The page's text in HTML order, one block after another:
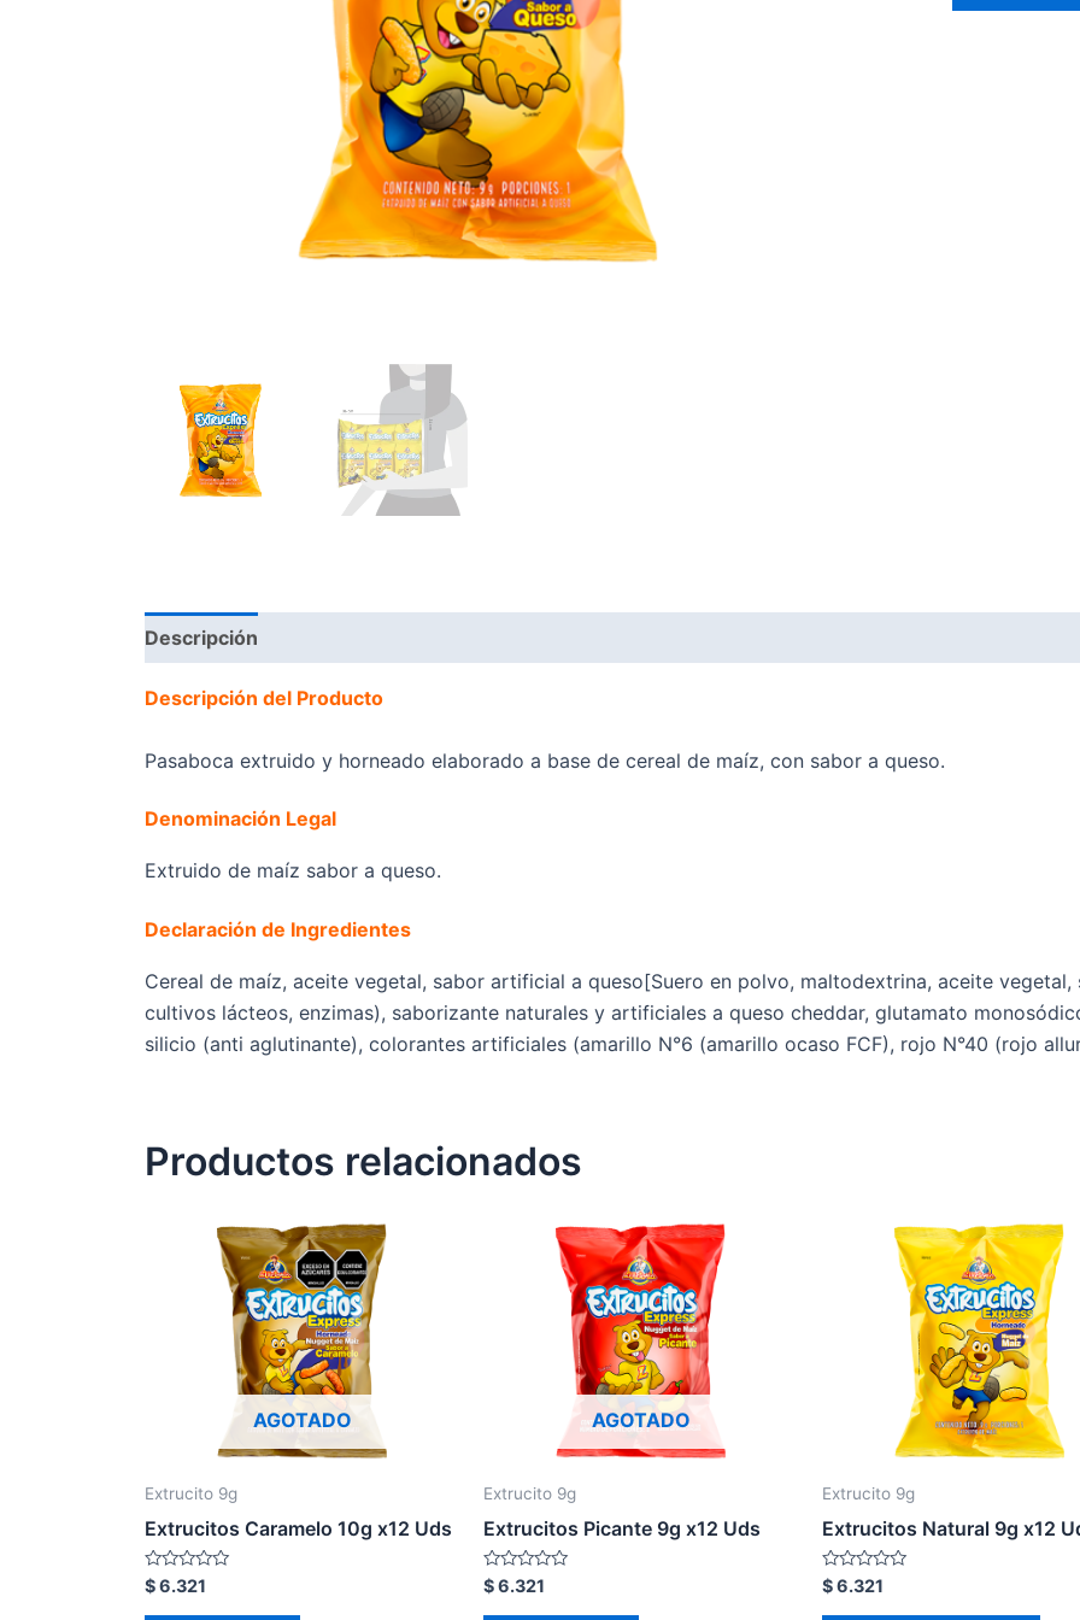
Descripción
Descripción del Producto
Pasaboca extruido y horneado elaborado a base de cereal de maíz, con sabor a queso.
Denominación Legal
Extruido de maíz sabor a queso.
Declaración de Ingredientes
Cereal de maíz, aceite vegetal, sabor artificial a queso[Suero en polvo, maltodextrina, aceite
cultivos lácteos, enzimas), saborizante naturales y artificiales a queso cheddar, glutamato
silicio (anti aglutinante), colorantes artificiales (amarillo N°6 (amarillo ocaso FCF), rojo N°40 (rojo
Productos relacionados
AGOTADO
Extrucito 9g
Extrucitos Caramelo 10g x12 Uds
Valorado
en
0
$6.321
AGOTADO
Extrucito 9g
Extrucitos Picante 9g x12 Uds
Valorado
en
0
$6.321
Extrucito 9g
Extrucitos Natural 9g x12
Valorado
en
0
$6.321